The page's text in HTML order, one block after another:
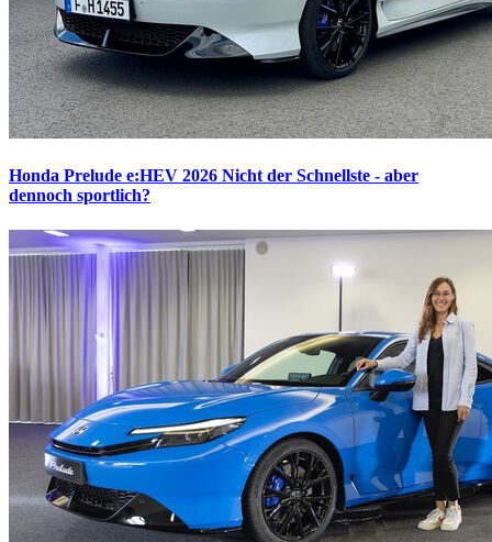
Honda Prelude e:HEV 2026 Nicht der Schnellste - aber
dennoch sportlich?